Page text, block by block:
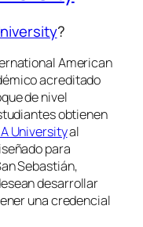
?
American
acreditado
de nivel
obtienen
Universityal
para
Sebastián,
desarrollar
una credencial